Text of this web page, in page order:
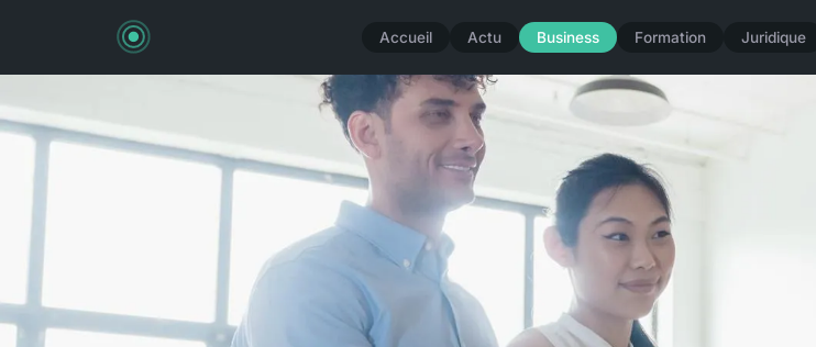
Accueil Actu Business Formation Juridique